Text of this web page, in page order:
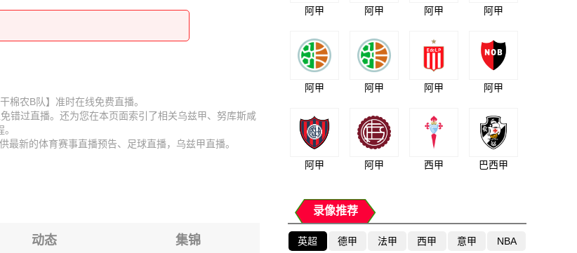
农B队】准时在线免费直播。
错过直播。还为您在本页面索引了相关乌兹甲、努库斯咸
新的体育赛事直播预告、足球直播，乌兹甲直播。
动态 集锦
阿甲 阿甲 阿甲 阿甲
阿甲 阿甲 阿甲 阿甲
阿甲 阿甲 西甲 巴西甲
录像推荐
英超 德甲 法甲 西甲 意甲 NBA